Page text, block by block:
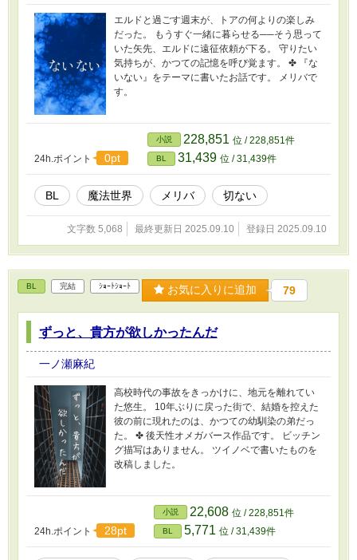
エルドと過ごす週末が、トアの何よりの楽しみ
だった。 もうすぐ一緒に暮らせる──そう思って
いた矢先、エルドに遠征依頼が下る。 守りたい
気持ちが、かつての記憶を呼び覚ます。 ✤ 『な
いない』をテーマに書いたお話です。 メリバで
す。
24h.ポイント 0pt
小説 228,851 位 / 228,851件
BL 31,439 位 / 31,439件
BL 魔法世界 メリバ 切ない
文字数 5,068 最終更新日 2025.09.10 登録日 2025.09.10
BL 完結 ｼｮｰﾄｼｮｰﾄ お気に入りに追加 79
ずっと、貴方が欲しかったんだ
一ノ瀬麻紀
高校時代の事故をきっかけに、地元を離れてい
た悠生。 10年ぶりに戻った街で、結婚を控えた
彼の前に現れたのは、かつての幼馴染の弟だっ
た。 ✤ 後天性オメガバース作品です。 ビッチン
グ描写はありません。 ツイノベで書いたものを
改稿しました。
24h.ポイント 28pt
小説 22,608 位 / 228,851件
BL 5,771 位 / 31,439件